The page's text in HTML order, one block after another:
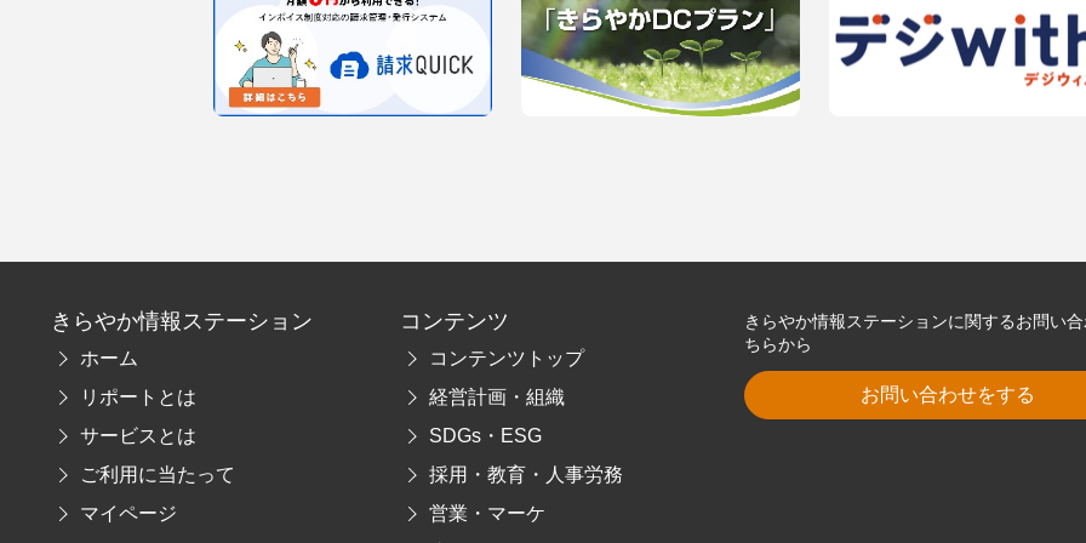
きらやか情報ステーション
ホーム
リポートとは
サービスとは
ご利用に当たって
マイページ
コンテンツ
コンテンツトップ
経営計画・組織
SDGs・ESG
採用・教育・人事労務
営業・マーケ
きらやか情報ステーションに関するお問い
ちらから
お問い合わせをする